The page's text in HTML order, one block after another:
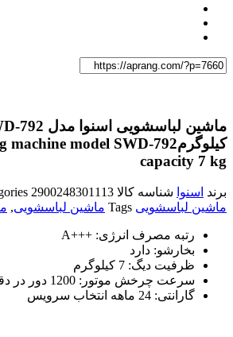
کیلوگرمmachine model SWD-792
capacity 7 kg
برند اسنوا شناسه کالا 2900248301113
ماشین لباسشویی Tags ماشین لباسشویی,
رتبه مصرف انرژی: +++A
بخارشو: دارد
ظرفیت دیگ:
سرعت چرخش موتور:
گارانتی: